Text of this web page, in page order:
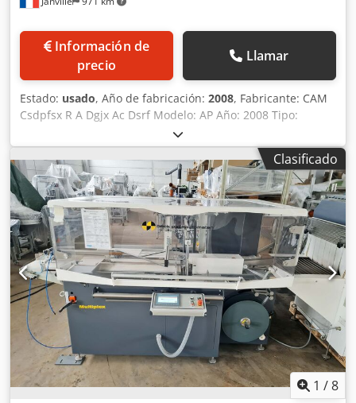
Información de
precio
Llamar
Estado: usado, Año de fabricación: 2008, Fabricante: CAM
Csdpfsx R A Dgjx Ac Dsrf Modelo: AP Año: 2008 Tipo:
Envolvedora intermitente Materiales: Polipropileno, PVC,
celofán. Alimentación: automática o manual. Velocidad
mecánica: 31 - 100 ciclos/minuto. Formato: Longitud (A): 35
- 150 mm Altura (B): 15 - 80 mm Ancho (C): 60 - 300 mm
Mandril: Ø 70 - 76 mm Bobina: máx. Ø 320 mm Ancho: 100
- 400 mm
Clasificado
1 /8